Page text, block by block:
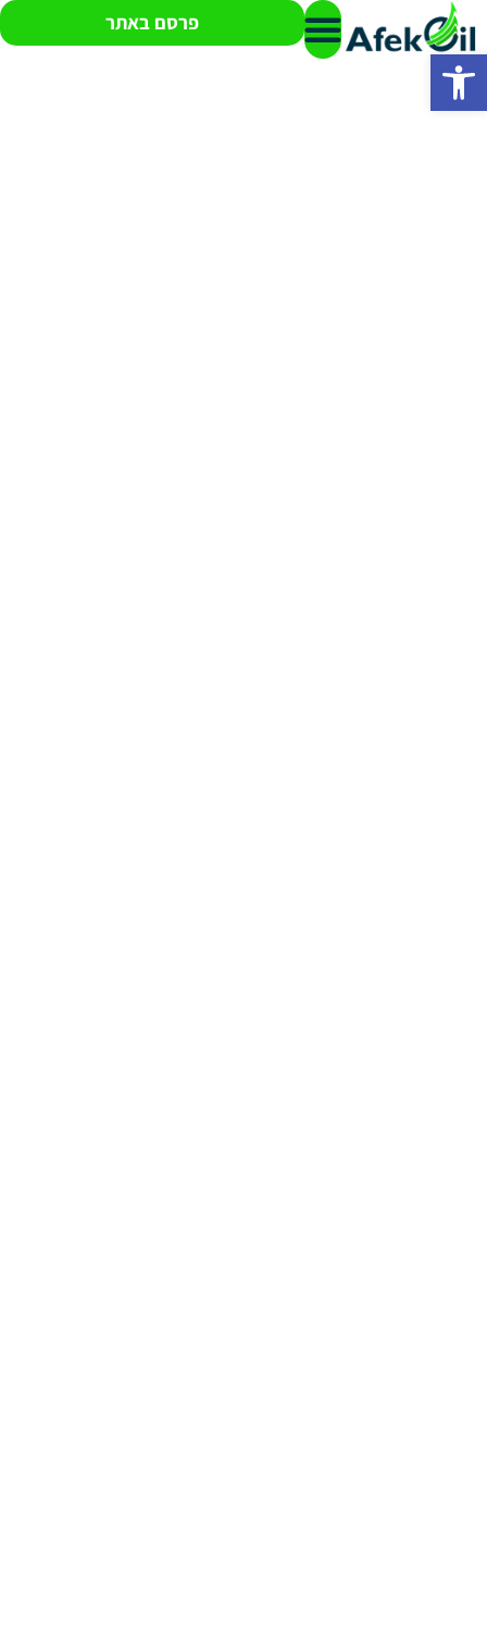
פתח סרגל נגישות
פרסם באתר